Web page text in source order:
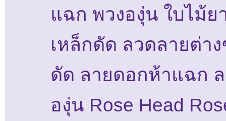
แฉก พวงองุ่น ใบไม้ย
เหล็กดัด ลวดลายต่าง
ดัด ลายดอกห้าแฉก
องุ่น Rose Head